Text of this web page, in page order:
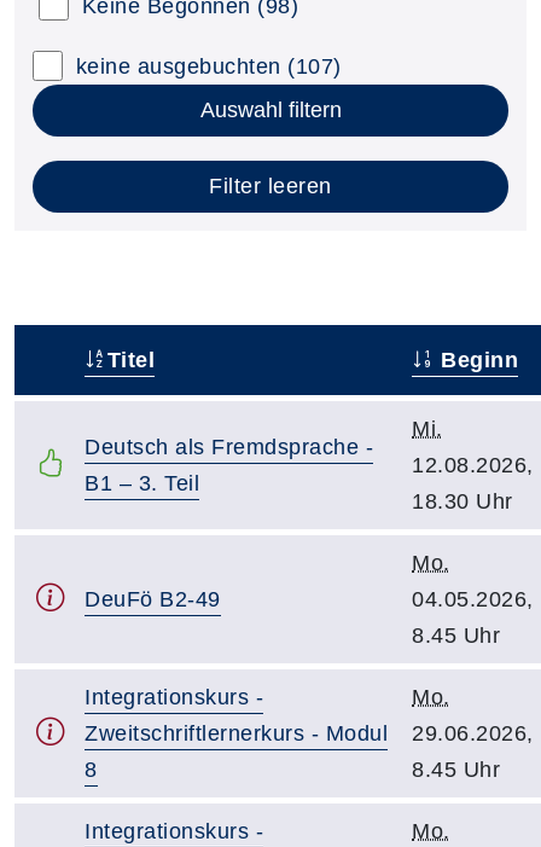
Keine Begonnen (98)
keine ausgebuchten (107)
Auswahl filtern
Filter leeren
Titel Beginn
Deutsch als Fremdsprache -
B1 – 3. Teil
Mi.
12.08.2026,
18.30 Uhr
DeuFö B2-49
Mo.
04.05.2026,
8.45 Uhr
Integrationskurs -
Zweitschriftlernerkurs - Modul
8
Mo.
29.06.2026,
8.45 Uhr
Integrationskurs -
Mo.